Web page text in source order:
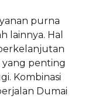
purna
lainnya. Hal
penting
Kombinasi
Dumai